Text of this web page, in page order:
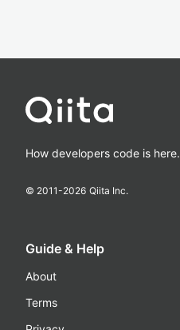
How developers code is here.
© 2011-2026 Qiita Inc.
Guide & Help
About
Terms